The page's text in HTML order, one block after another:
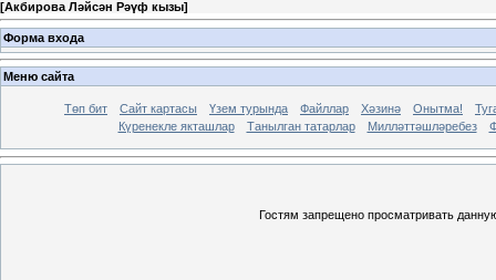
[Акбирова Ләйсән Рәүф кызы]
Форма входа
Меню сайта
Төп бит Сайт картасы Үзем турында Файллар Хәзинә Онытма!
Күренекле якташлар
Танылган татарлар Милләттәшләребез
Гостям запрещено просматривать